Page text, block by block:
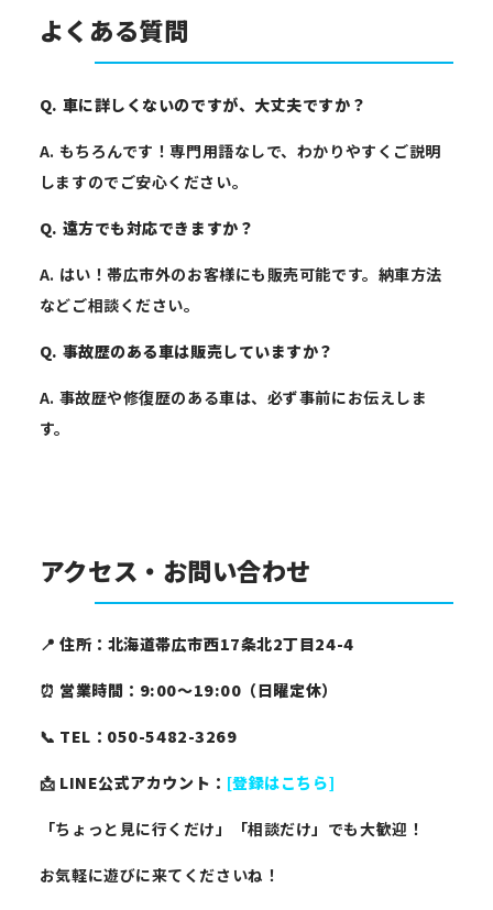
よくある質問
Q. 車に詳しくないのですが、大丈夫ですか？
A. もちろんです！専門用語なしで、わかりやすくご説明
しますのでご安心ください。
Q. 遠方でも対応できますか？
A. はい！帯広市外のお客様にも販売可能です。納車方法
などご相談ください。
Q. 事故歴のある車は販売していますか？
A. 事故歴や修復歴のある車は、必ず事前にお伝えしま
す。
アクセス・お問い合わせ
📍 住所：北海道帯広市西17条北2丁目24-4
⏰ 営業時間：9:00〜19:00（日曜定休）
📞 TEL：050-5482-3269
📩 LINE公式アカウント： [登録はこちら]
「ちょっと見に行くだけ」「相談だけ」でも大歓迎！
お気軽に遊びに来てくださいね！